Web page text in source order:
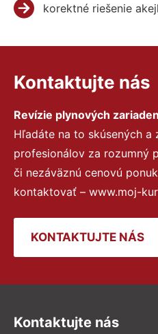
korektné riešenie
Kontaktujte nás
Revízie plynových
Hľadáte na to skúsených a
profesionálov za rozumný
či nezáväznú cenovú
kontaktovať – www.moj-
KONTAKTUJTE NÁS
Kontaktujte nás